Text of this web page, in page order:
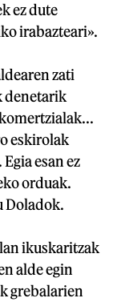
ez dute
irabazteari».
zati
denetarik
eskirolak
esan ez
orduak.
Doladok.
ikuskaritzak
alde egin
grebalarien